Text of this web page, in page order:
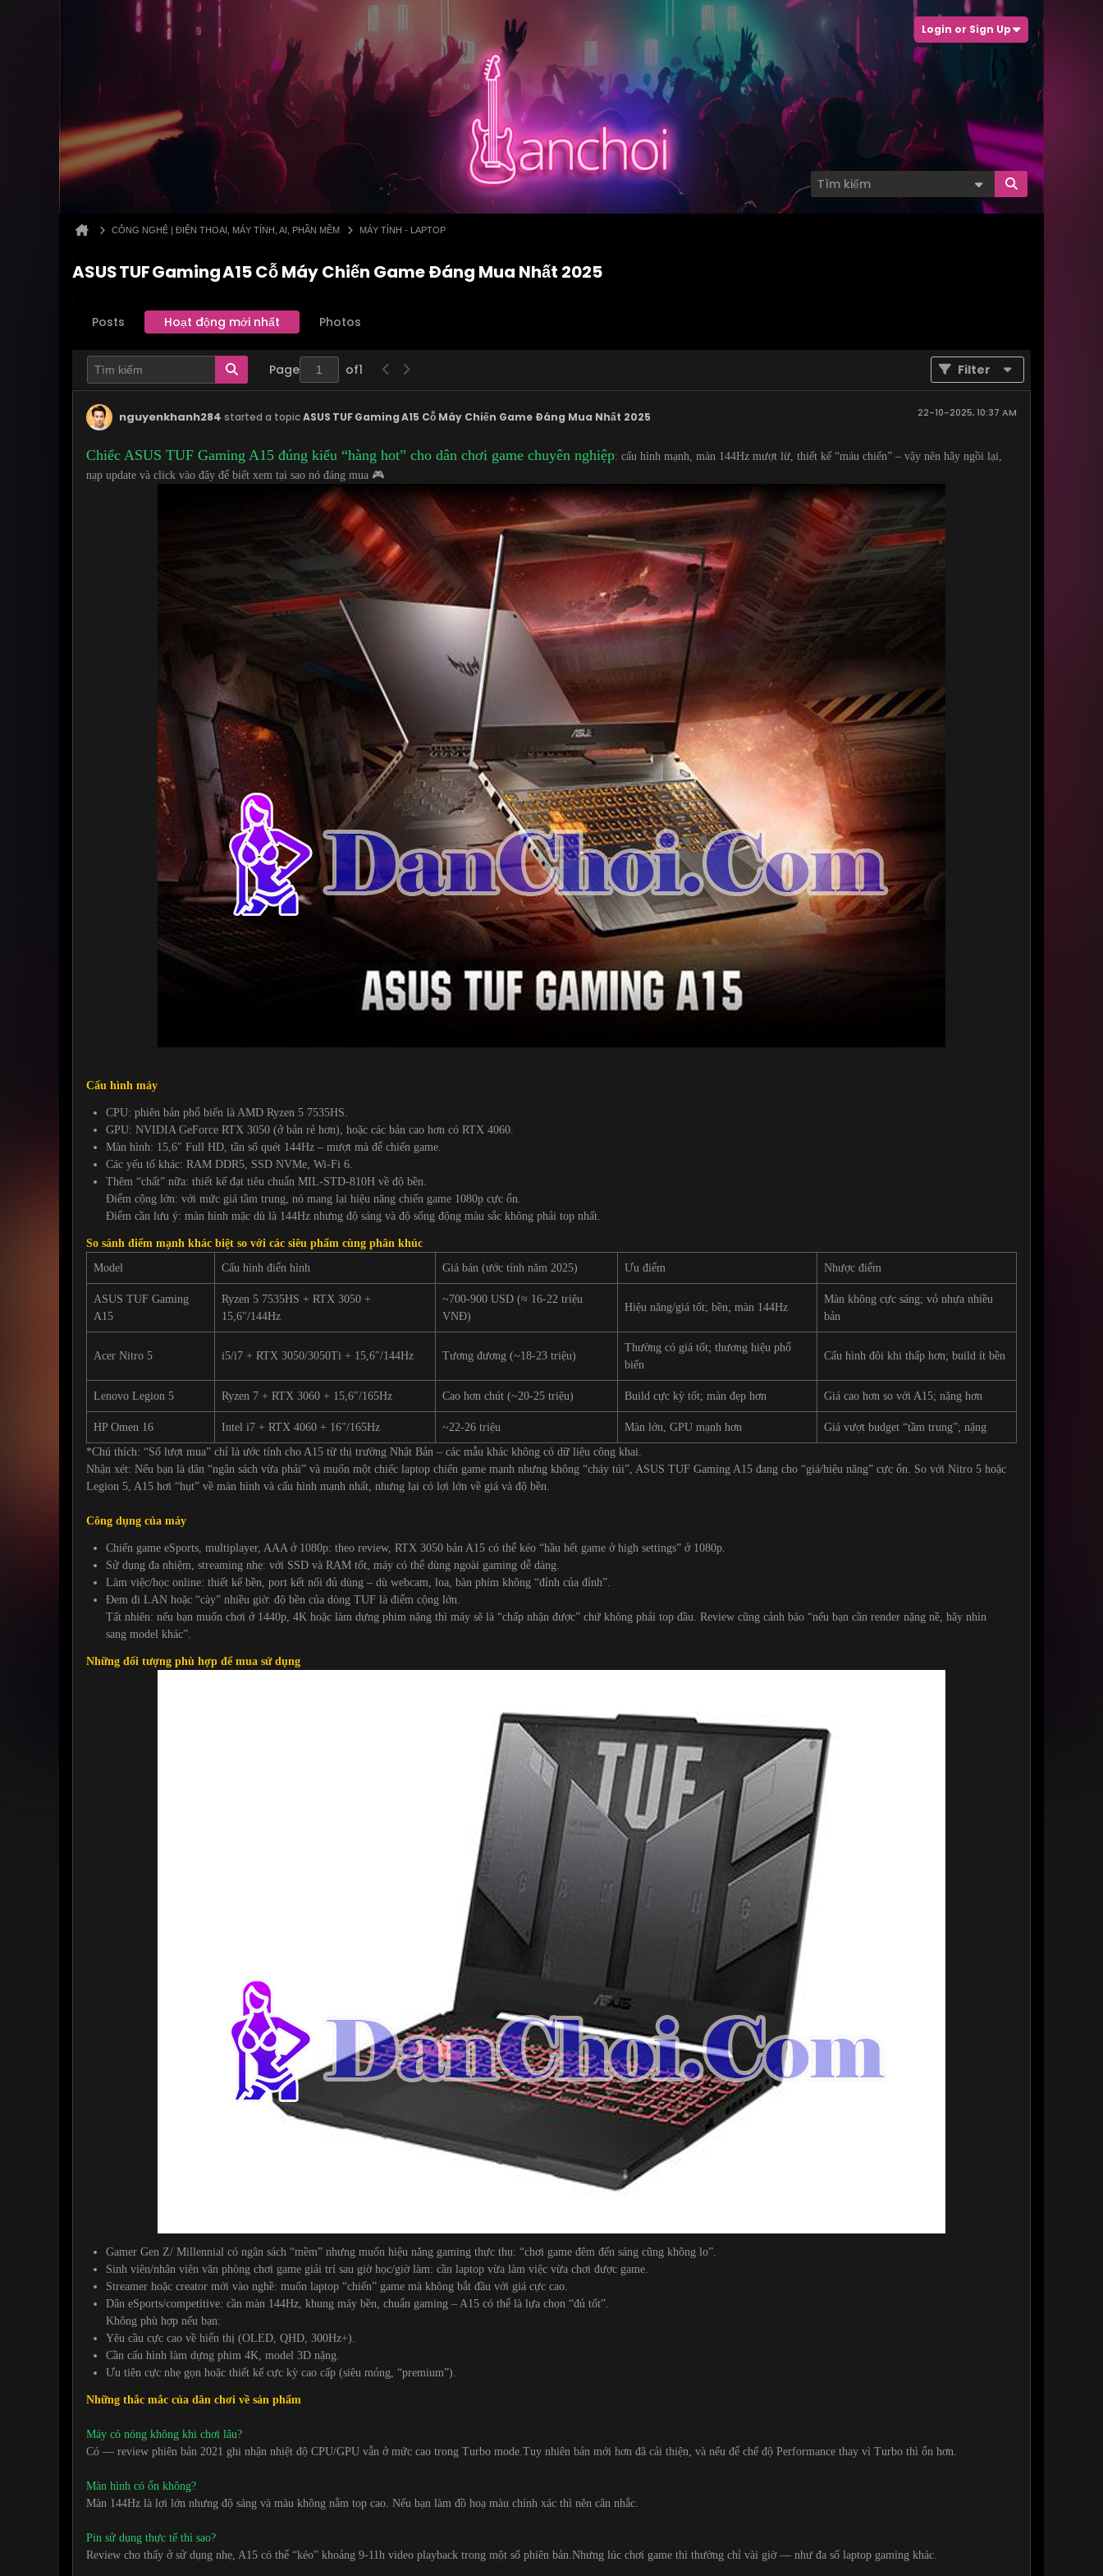
Login or Sign Up
CÔNG NGHỆ | ĐIỆN THOẠI, MÁY TÍNH, AI, PHẦN MỀM MÁY TÍNH - LAPTOP
ASUS TUF Gaming A15 Cỗ Máy Chiến Game Đáng Mua Nhất 2025
Posts Hoạt động mới nhất Photos
Page of1 Filter
nguyenkhanh284 started a topicASUS TUF Gaming A15 Cỗ Máy Chiến Game Đáng Mua Nhất 2025 22-10-2025, 10:37 AM
Chiếc ASUS TUF Gaming A15 đúng kiểu “hàng hot” cho dân chơi game chuyên nghiệp: cấu hình mạnh, màn 144Hz mượt lừ, thiết kế “máu chiến” – vậy nên hãy ngồi lại,
nạp update và click vào đây để biết xem tại sao nó đáng mua 🎮
Cấu hình máy
CPU: phiên bản phổ biến là AMD Ryzen 5 7535HS.
GPU: NVIDIA GeForce RTX 3050 (ở bản rẻ hơn), hoặc các bản cao hơn có RTX 4060.
Màn hình: 15,6″ Full HD, tần số quét 144Hz – mượt mà để chiến game.
Các yếu tố khác: RAM DDR5, SSD NVMe, Wi-Fi 6.
Thêm “chất” nữa: thiết kế đạt tiêu chuẩn MIL-STD-810H về độ bền.
Điểm cộng lớn: với mức giá tầm trung, nó mang lại hiệu năng chiến game 1080p cực ổn.
Điểm cần lưu ý: màn hình mặc dù là 144Hz nhưng độ sáng và độ sống động màu sắc không phải top nhất.
So sánh điểm mạnh khác biệt so với các siêu phẩm cùng phân khúc
Model
Cấu hình điển hình Giá bán (ước tính năm 2025) Ưu điểm Nhược điểm
ASUS TUF Gaming
A15
Ryzen 5 7535HS + RTX 3050 +
15,6″/144Hz
~700-900 USD (≈ 16-22 triệu
VNĐ)
Hiệu năng/giá tốt; bền; màn 144Hz
Màn không cực sáng; vỏ nhựa nhiều
bản
Acer Nitro 5 i5/i7 + RTX 3050/3050Ti + 15,6″/144Hz Tương đương (~18-23 triệu)
Thường có giá tốt; thương hiệu phổ
biến
Cấu hình đôi khi thấp hơn; build ít bền
Lenovo Legion 5 Ryzen 7 + RTX 3060 + 15,6″/165Hz Cao hơn chút (~20-25 triệu) Build cực kỳ tốt; màn đẹp hơn Giá cao hơn so với A15; nặng hơn
HP Omen 16 Intel i7 + RTX 4060 + 16″/165Hz ~22-26 triệu Màn lớn, GPU mạnh hơn
Giá vượt budget “tầm trung”; nặng
*Chú thích: “Số lượt mua” chỉ là ước tính cho A15 từ thị trường Nhật Bản – các mẫu khác không có dữ liệu công khai.
Nhận xét: Nếu bạn là dân “ngân sách vừa phải” và muốn một chiếc laptop chiến game mạnh nhưng không “cháy túi”, ASUS TUF Gaming A15 đang cho “giá/hiệu năng” cực ổn. So với Nitro 5 hoặc
Legion 5, A15 hơi “hụt” về màn hình và cấu hình mạnh nhất, nhưng lại có lợi lớn về giá và độ bền.
Công dụng của máy
Chiến game eSports, multiplayer, AAA ở 1080p: theo review, RTX 3050 bản A15 có thể kéo “hầu hết game ở high settings” ở 1080p.
Sử dụng đa nhiệm, streaming nhẹ: với SSD và RAM tốt, máy có thể dùng ngoài gaming dễ dàng.
Làm việc/học online: thiết kế bền, port kết nối đủ dùng – dù webcam, loa, bàn phím không “đỉnh của đỉnh”.
Đem đi LAN hoặc “cày” nhiều giờ: độ bền của dòng TUF là điểm cộng lớn.
Tất nhiên: nếu bạn muốn chơi ở 1440p, 4K hoặc làm dựng phim nặng thì máy sẽ là “chấp nhận được” chứ không phải top đầu. Review cũng cảnh báo “nếu bạn cần render nặng nề, hãy nhìn
sang model khác”.
Những đối tượng phù hợp để mua sử dụng
Gamer Gen Z/ Millennial có ngân sách “mềm” nhưng muốn hiệu năng gaming thực thụ: “chơi game đêm đến sáng cũng không lo”.
Sinh viên/nhân viên văn phòng chơi game giải trí sau giờ học/giờ làm: cần laptop vừa làm việc vừa chơi được game.
Streamer hoặc creator mới vào nghề: muốn laptop “chiến” game mà không bắt đầu với giá cực cao.
Dân eSports/competitive: cần màn 144Hz, khung máy bền, chuẩn gaming – A15 có thể là lựa chọn “đủ tốt”.
Không phù hợp nếu bạn:
Yêu cầu cực cao về hiển thị (OLED, QHD, 300Hz+).
Cần cấu hình làm dựng phim 4K, model 3D nặng.
Ưu tiên cực nhẹ gọn hoặc thiết kế cực kỳ cao cấp (siêu mỏng, “premium”).
Những thắc mắc của dân chơi về sản phẩm
Máy có nóng không khi chơi lâu?
Có — review phiên bản 2021 ghi nhận nhiệt độ CPU/GPU vẫn ở mức cao trong Turbo mode.Tuy nhiên bản mới hơn đã cải thiện, và nếu để chế độ Performance thay vì Turbo thì ổn hơn.
Màn hình có ổn không?
Màn 144Hz là lợi lớn nhưng độ sáng và màu không nằm top cao. Nếu bạn làm đồ hoạ màu chính xác thì nên cân nhắc.
Pin sử dụng thực tế thì sao?
Review cho thấy ở sử dụng nhẹ, A15 có thể “kéo” khoảng 9-11h video playback trong một số phiên bản.Nhưng lúc chơi game thì thường chỉ vài giờ — như đa số laptop gaming khác.